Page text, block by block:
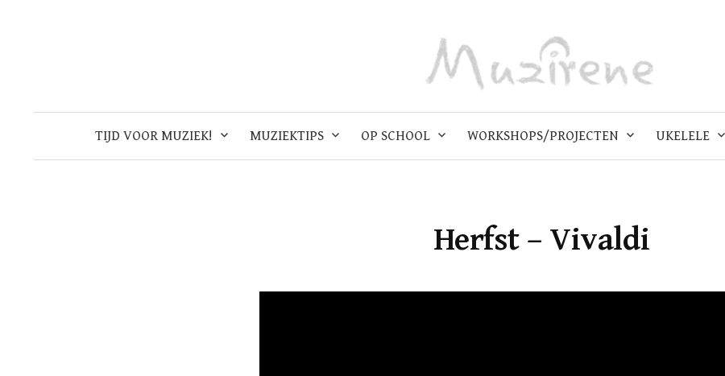
TIJD VOOR MUZIEK! MUZIEKTIPS OP SCHOOL WORKSHOPS/PROJECTEN UKELELE
Herfst – Vivaldi